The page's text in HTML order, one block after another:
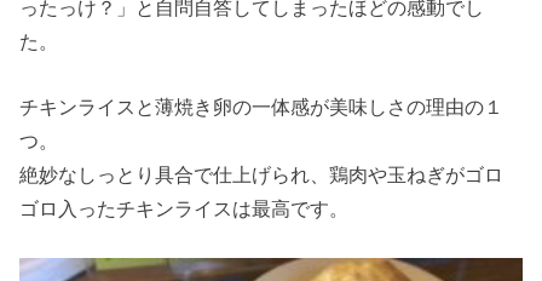
ったっけ？」と自問自答してしまったほどの感動でし
た。
チキンライスと薄焼き卵の一体感が美味しさの理由の１
つ。
絶妙なしっとり具合で仕上げられ、鶏肉や玉ねぎがゴロ
ゴロ入ったチキンライスは最高です。